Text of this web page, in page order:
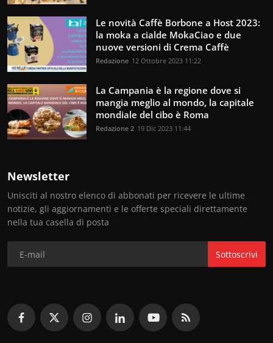
Le novità Caffè Borbone a Host 2023:
la moka a cialde MokaCiao e due
nuove versioni di Crema Caffè
Redazione 12 Ottobre 2023 11:22
La Campania è la regione dove si
mangia meglio al mondo, la capitale
mondiale del cibo è Roma
Redazione 2 19 Dic 2023 11:44
Newsletter
Unisciti al nostro elenco di abbonati per ricevere le ultime
notizie, gli aggiornamenti e le offerte speciali direttamente
nella tua casella di posta
Sottoscrivi